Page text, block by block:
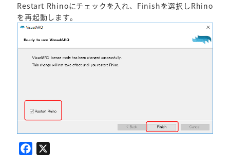
Restart Rhinoにチェックを入れ、Finishを選択しRhino
を再起動します。